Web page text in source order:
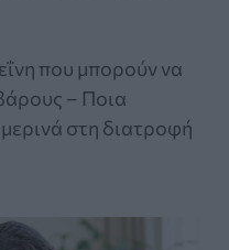
που μπορούν να
– Ποια
στη διατροφή